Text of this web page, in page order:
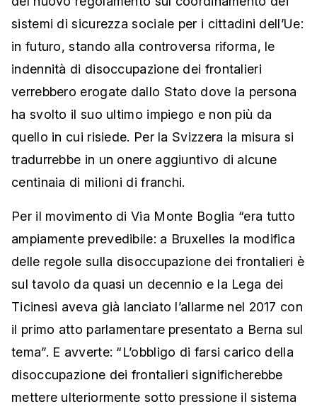
sistemi di sicurezza sociale per i cittadini dell’Ue:
in futuro, stando alla controversa riforma, le
indennità di disoccupazione dei frontalieri
verrebbero erogate dallo Stato dove la persona
ha svolto il suo ultimo impiego e non più da
quello in cui risiede. Per la Svizzera la misura si
tradurrebbe in un onere aggiuntivo di alcune
centinaia di milioni di franchi.
Per il movimento di Via Monte Boglia “era tutto
ampiamente prevedibile: a Bruxelles la modifica
delle regole sulla disoccupazione dei frontalieri è
sul tavolo da quasi un decennio e la Lega dei
Ticinesi aveva già lanciato l’allarme nel 2017 con
il primo atto parlamentare presentato a Berna sul
tema”. E avverte: “L’obbligo di farsi carico della
disoccupazione dei frontalieri significherebbe
mettere ulteriormente sotto pressione il sistema